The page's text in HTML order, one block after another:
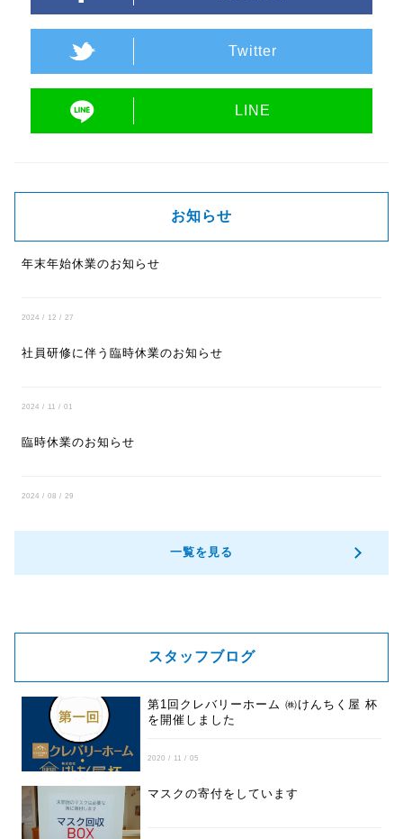
Twitter
LINE
お知らせ
年末年始休業のお知らせ
2024 / 12 / 27
社員研修に伴う臨時休業のお知らせ
2024 / 11 / 01
臨時休業のお知らせ
2024 / 08 / 29
一覧を見る
スタッフブログ
第1回クレバリーホーム ㈱けんちく屋 杯
を開催しました
2020 / 11 / 05
マスクの寄付をしています